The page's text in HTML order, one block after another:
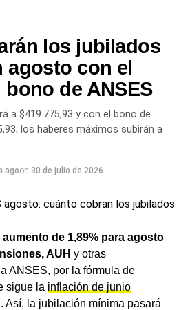
los usuarios
el Gobierno nacional elimina
transfiere la totalidad de la
privado. Las empresas
y ejecutar las obras de
y recuperarán esa
de peajes. El ministro de
más de 9.000 kilómetros de
estarán en obra en las
implica obras
pero también la certeza
de los existentes,
detallado todavía de manera
los jubilados
agosto con el
de ANSES
a $419.775,93 y con el bono de
los haberes máximos subirán a
agoon 30 de julio de 2026
aumento de 1,89% para agosto
AUH y otras
ANSES, por la fórmula de
sigue la inflación de junio
Así, la jubilación mínima pasará